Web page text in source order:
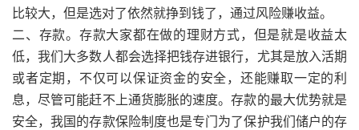
比较大，但是选对了依然就挣到钱了，通过风险赚收益。
二、存款。存款大家都在做的理财方式，但是就是收益太
低，我们大多数人都会选择把钱存进银行，尤其是放入活期
或者定期，不仅可以保证资金的安全，还能赚取一定的利
息，尽管可能赶不上通货膨胀的速度。存款的最大优势就是
安全，我国的存款保险制度也是专门为了保护我们储户的存